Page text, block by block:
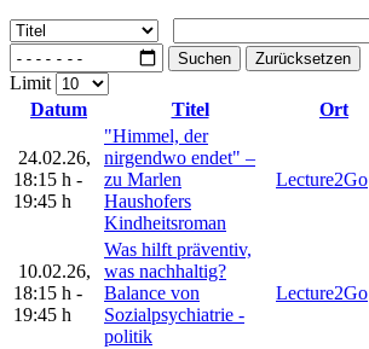
Suchen Zurücksetzen
Limit
Datum
Titel Ort
24.02.26,
18:15 h -
19:45 h
"Himmel, der
nirgendwo endet" –
zu Marlen
Haushofers
Kindheitsroman
Lecture2Go
10.02.26,
18:15 h -
19:45 h
Was hilft präventiv,
was nachhaltig?
Balance von
Sozialpsychiatrie -
politik
Lecture2Go